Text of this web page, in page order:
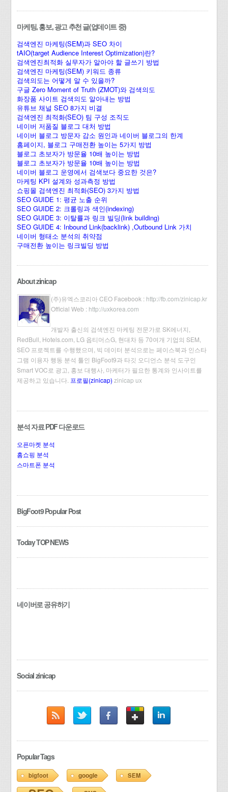
마케팅, 홍보, 광고 추천 글(업데이트 중)
검색엔진 마케팅(SEM)과 SEO 차이
tAIO(target Audience Interest Optimization)란?
검색엔진최적화 실무자가 알아야 할 글쓰기 방법
검색엔진 마케팅(SEM) 키워드 종류
검색의도는 어떻게 알 수 있을까?
구글 Zero Moment of Truth (ZMOT)와 검색의도
화장품 사이트 검색의도 알아내는 방법
유튜브 채널 SEO 8가지 비결
검색엔진 최적화(SEO) 팀 구성 조직도
네이버 저품질 블로그 대처 방법
네이버 블로그 방문자 감소 원인과 네이버 블로그의 한계
홈페이지, 블로그 구매전환 높이는 5가지 방법
블로그 초보자가 방문율 10배 높이는 방법
블로그 초보자가 방문율 10배 높이는 방법
네이버 블로그 운영에서 검색보다 중요한 것은?
마케팅 KPI 설계와 성과측정 방법
쇼핑몰 검색엔진 최적화(SEO) 3가지 방법
SEO GUIDE 1: 평균 노출 순위
SEO GUIDE 2: 크롤링과 색인(indexing)
SEO GUIDE 3: 이탈률과 링크 빌딩(link building)
SEO GUIDE 4: Inbound Link(backlink) ,Outbound Link 가치
네이버 형태소 분석의 취약점
구매전환 높이는 링크빌딩 방법
About zinicap
(주)유엑스코리아 CEO Facebook : http://fb.com/zinicap.kr
Official Web : http://uxkorea.com
개발자 출신의 검색엔진 마케팅 전문가로 SK에너지,
RedBull, Hotels.com, LG 옵티머스G, 현대차 등 70여개 기업의 SEM,
SEO 프로젝트를 수행했으며, 빅 데이터 분석으로는 페이스북과 인스타
그램 이용자 행동 분석 툴인 BigFoot9과 타깃 오디언스 분석 도구인
Smart VOC로 광고, 홍보 대행사, 마케터가 필요한 통계와 인사이트를
제공하고 있습니다. 프로필(zinicap) zinicap ux
분석 자료 PDF 다운로드
오픈마켓 분석
홈쇼핑 분석
스마트폰 분석
BigFoot9 Popular Post
Today TOP NEWS
네이버로 공유하기
Social zinicap
Popular Tags
bigfoot google SEM